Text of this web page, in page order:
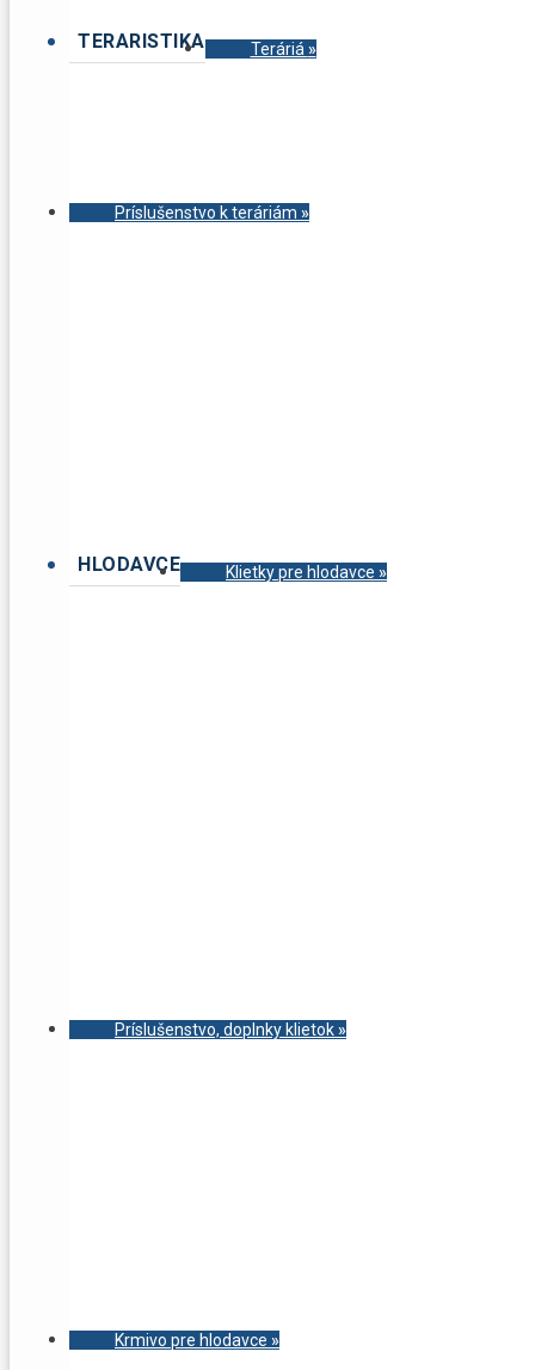
TERARISTIKA Teráriá »
Príslušenstvo k teráriám »
HLODAVCE Klietky pre hlodavce »
Príslušenstvo, doplnky klietok»
Krmivo pre hlodavce »